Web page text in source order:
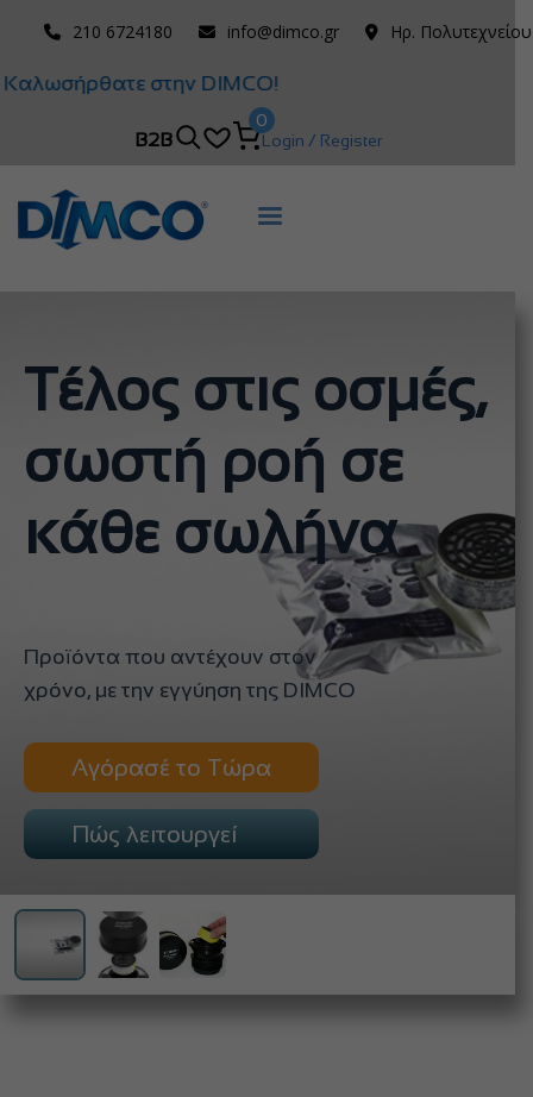
210 6724180 info@dimco.gr Ηρ.
Καλωσήρθατε στην DIMCO!
B2B
0
Login / Register
Τέλος στις οσμές,
σωστή ροή σε
κάθε σωλήνα
Προϊόντα που αντέχουν στον
χρόνο, με την εγγύηση της DIMCO
Αγόρασέ το Τώρα
Πώς λειτουργεί